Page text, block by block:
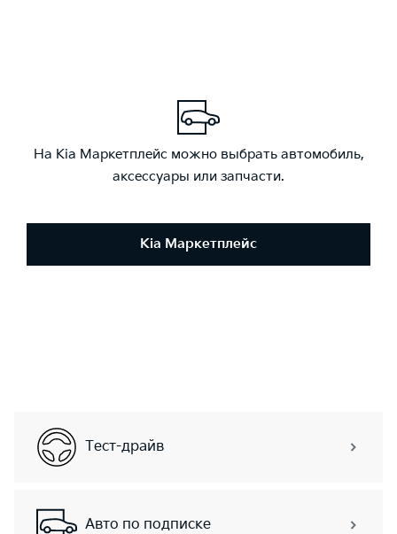
На Kia Маркетплейс можно выбрать автомобиль,
аксессуары или запчасти.
Kia Маркетплейс
Тест-драйв
Авто по подписке